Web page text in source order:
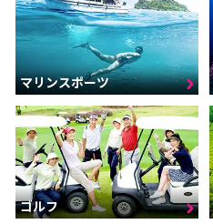
マリンスポーツ
ゴルフ